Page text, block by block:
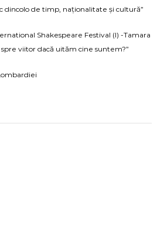
dincolo de timp, naționalitate și cultură”
Shakespeare Festival (I) -Tamara
viitor dacă uităm cine suntem?”